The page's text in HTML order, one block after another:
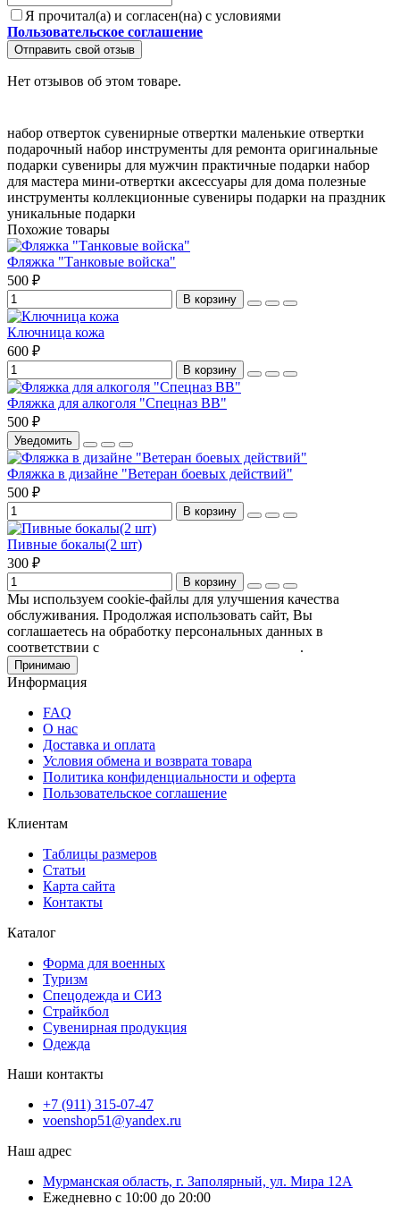
Я прочитал(а) и согласен(на) с условиями
Пользовательское соглашение
Отправить свой отзыв
Нет отзывов об этом товаре.
набор отверток сувенирные отвертки маленькие отвертки
подарочный набор инструменты для ремонта оригинальные
подарки сувениры для мужчин практичные подарки набор
для мастера мини-отвертки аксессуары для дома полезные
инструменты коллекционные сувениры подарки на праздник
уникальные подарки
Похожие товары
Фляжка "Танковые войска"
500 ₽
В корзину
Ключница кожа
600 ₽
В корзину
Фляжка для алкоголя "Спецназ ВВ"
500 ₽
Уведомить
Фляжка в дизайне "Ветеран боевых действий"
500 ₽
В корзину
Пивные бокалы(2 шт)
300 ₽
В корзину
Мы используем cookie-файлы для улучшения качества
обслуживания. Продолжая использовать сайт, Вы
соглашаетесь на обработку персональных данных в
соответствии с
.
Принимаю
Информация
FAQ
О нас
Доставка и оплата
Условия обмена и возврата товара
Политика конфиденциальности и оферта
Пользовательское соглашение
Клиентам
Таблицы размеров
Статьи
Карта сайта
Контакты
Каталог
Форма для военных
Туризм
Спецодежда и СИЗ
Страйкбол
Сувенирная продукция
Одежда
Наши контакты
+7 (911) 315-07-47
voenshop51@yandex.ru
Наш адрес
Мурманская область, г. Заполярный, ул. Мира 12А
Ежедневно с 10:00 до 20:00